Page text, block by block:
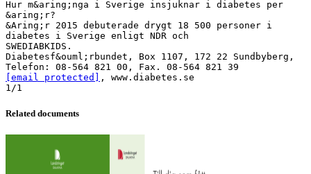
Hur m&aring;nga i Sverige insjuknar i diabetes per
&aring;r?
&Aring;r 2015 debuterade drygt 18 500 personer i
diabetes i Sverige enligt NDR och
SWEDIABKIDS.
Diabetesf&ouml;rbundet, Box 1107, 172 22 Sundbyberg,
[email protected]
, www.diabetes.se
Related documents